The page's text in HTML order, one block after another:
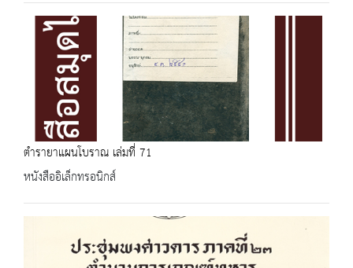
ตำรายาแผนโบราณ เล่มที่ 71
หนังสืออิเล็กทรอนิกส์